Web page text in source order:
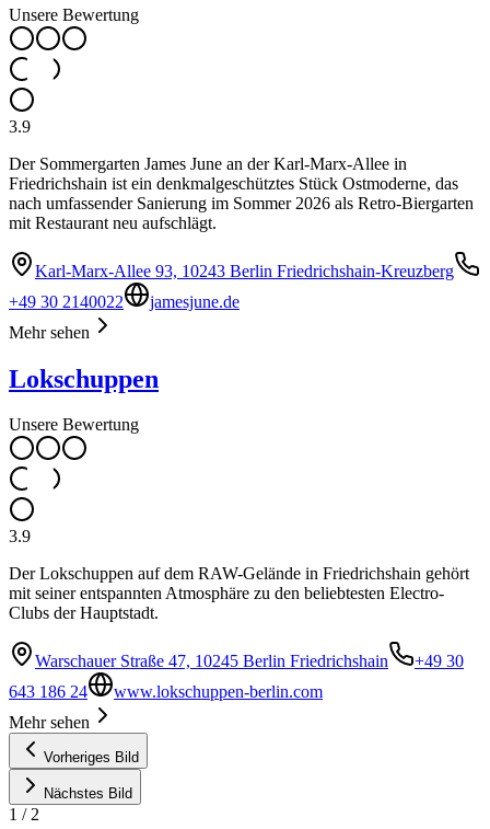
Unsere Bewertung
3.9
Der Sommergarten James June an der Karl-Marx-Allee in
Friedrichshain ist ein denkmalgeschütztes Stück Ostmoderne, das
nach umfassender Sanierung im Sommer 2026 als Retro-Biergarten
mit Restaurant neu aufschlägt.
Karl-Marx-Allee 93, 10243 Berlin Friedrichshain-Kreuzberg
+49 30 2140022
jamesjune.de
Mehr sehen
Lokschuppen
Unsere Bewertung
3.9
Der Lokschuppen auf dem RAW-Gelände in Friedrichshain gehört
mit seiner entspannten Atmosphäre zu den beliebtesten Electro-
Clubs der Hauptstadt.
Warschauer Straße 47, 10245 Berlin Friedrichshain
+49 30
643 186 24
www.lokschuppen-berlin.com
Mehr sehen
Vorheriges Bild
Nächstes Bild
1 /2